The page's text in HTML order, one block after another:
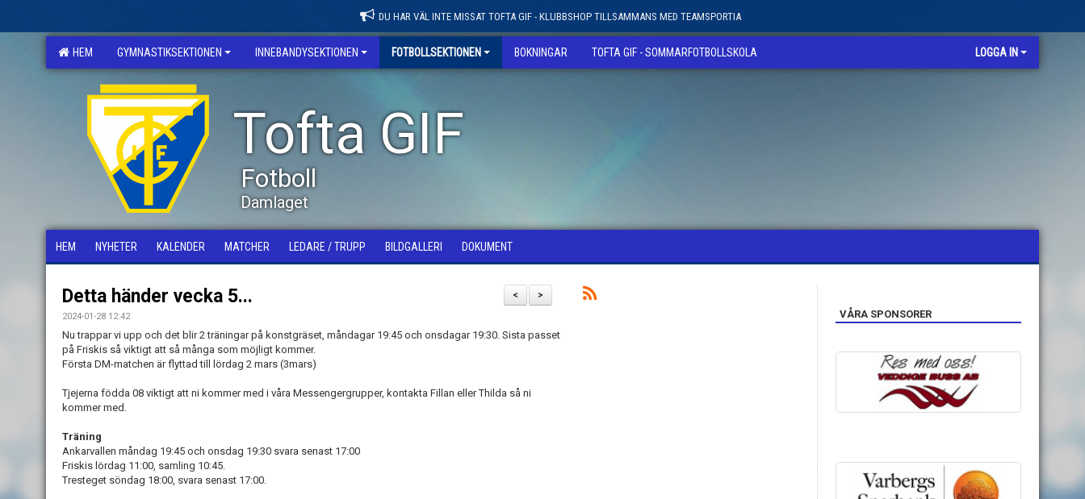
DU HAR VÄL INTE MISSAT TOFTA GIF - KLUBBSHOP TILLSAMMANS MED TEAMSPORTIA
HEM GYMNASTIKSEKTIONEN INNEBANDYSEKTIONEN FOTBOLLSEKTIONEN BOKNINGAR TOFTA GIF - SOMMARFOTBOLLSKOLA LOGGA IN
Tofta GIF
Fotboll
Damlaget
HEM NYHETER KALENDER MATCHER LEDARE / TRUPP BILDGALLERI DOKUMENT
>
<
Detta händer vecka 5...
2024-01-28 12:42
Nu trappar vi upp och det blir 2 träningar på konstgräset, måndagar 19:45 och onsdagar 19:30. Sista passet
på Friskis så viktigt att så många som möjligt kommer.
Första DM-matchen är flyttad till lördag 2 mars (3mars)
Tjejerna födda 08 viktigt att ni kommer med i våra Messengergrupper, kontakta Fillan eller Thilda så ni
kommer med.
Träning
Ankarvallen måndag 19:45 och onsdag 19:30 svara senast 17:00
Friskis lördag 11:00, samling 10:45.
Tresteget söndag 18:00, svara senast 17:00.
VÅRA SPONSORER